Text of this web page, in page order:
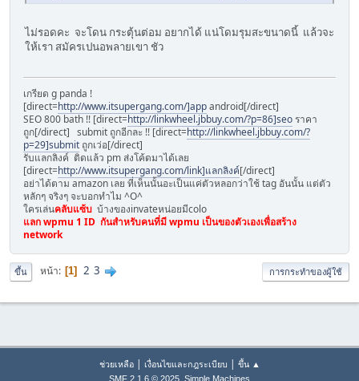
ไม่รอดคะ จะโดน กระตุ้นต่อม อยากได้ แน่โดมรุมสะขนาดนี้ แล้วจะ
ให้เรา สมัครเปนอพลายเขา ชัว
เกรียด g panda !
[direct=http://www.itsupergang.com/]appandroid[/direct]
SEO 800 bath !! [direct=http://linkwheel.jbbuy.com/?p=86]seo ราคา
ถูก[/direct] submit ถูกอีกละ !! [direct=http://linkwheel.jbbuy.com/?
p=29]submit ถูกเว่อ[/direct]
รับแลกลิงค์ ติดแล้ว pm ส่งโค้ดมาได้เลย
[direct=http://www.itsupergang.com/link]แลกลิงค์[/direct]
อย่าได้ตาม amazon เลย ที่เห็นนั้นอะเป็นแค่ตัวหลอกว่าใช้ tag อันนั้น แต่ตัว
หลักๆ จริงๆ จะบอกทำไม ^O^
ใครเล่นคลับแซ้บ บ้างของinvateหน่อยมีcolo
แลก wpmu 1 ID กันสำหรับคนที่มี wpmu เป็นของตัวเองเพื่อสร้าง
network
ขึ้น หน้า 1 2 3 การกระทำของผู้ใช้
ช่วยเหลือ| เงื่อนไขและกฎระเบียบ | ขึ้น ▲
SMF 2.1.6 © 2025 Simple Machines